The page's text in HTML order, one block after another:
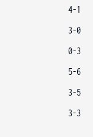
4-1
3-0
0-3
5-6
3-5
3-3